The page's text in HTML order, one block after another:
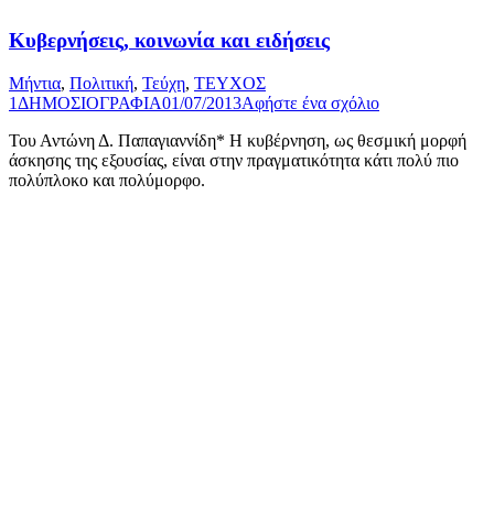
Κυβερνήσεις, κοινωνία και ειδήσεις
Μήντια, Πολιτική, Τεύχη, ΤΕΥΧΟΣ
1 ΔΗΜΟΣΙΟΓΡΑΦΙΑ01/07/2013Αφήστε ένα σχόλιο
Του Αντώνη Δ. Παπαγιαννίδη* Η κυβέρνηση, ως θεσμική μορφή
άσκησης της εξουσίας, είναι στην πραγματικότητα κάτι πολύ πιο
πολύπλοκο και πολύμορφο.